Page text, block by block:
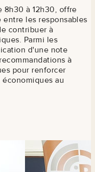
8h30 à 12h30, offre
entre les responsables
contribuer à
Parmi les
d'une note
à
pour renforcer
au